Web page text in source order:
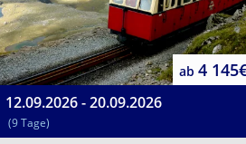
12.09.2026 - 20.09.2026
(9 Tage)
ab 4